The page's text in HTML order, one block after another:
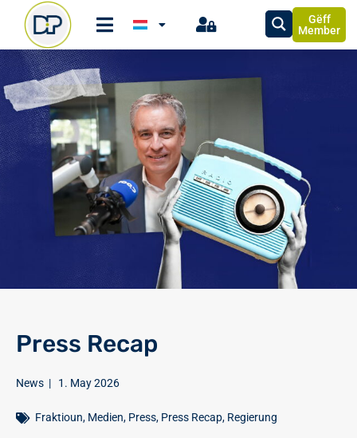
Gëff
Member
Press Recap
News | 1. May 2026
Fraktioun, Medien, Press, Press Recap, Regierung